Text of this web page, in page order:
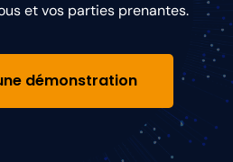
et vos parties prenantes.
démonstration